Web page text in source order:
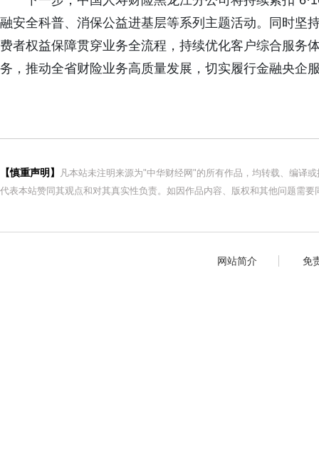
融安全科普、消保公益进基层等系列主题活动。同时坚
费者权益保障贯穿业务全流程，持续优化客户综合服务
务，推动全省财险业务高质量发展，切实履行金融央企
【慎重声明】
凡本站未注明来源为"中华财经网"的所有作品，均转载、编译
代表本站赞同其观点和对其真实性负责。如因作品内容、版权和其他问题需
网站简介 免